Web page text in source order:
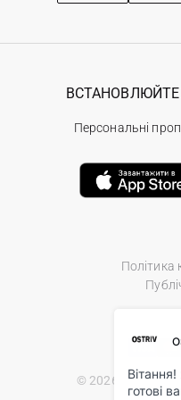
Політика
© 2026 Ostriv.ua
ВСТАНОВЛЮЙТЕ
Персональні